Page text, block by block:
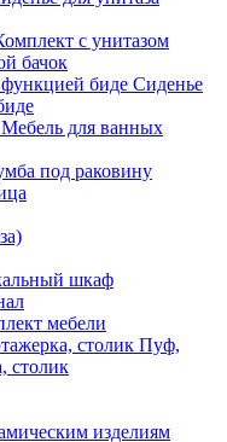
с унитазом
бачок
Сиденье
Мебель для ванных
под раковину
шкаф
мебели
Пуф,
столик